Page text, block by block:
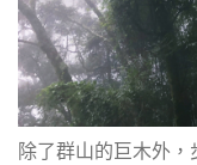
除了群山的巨木外，